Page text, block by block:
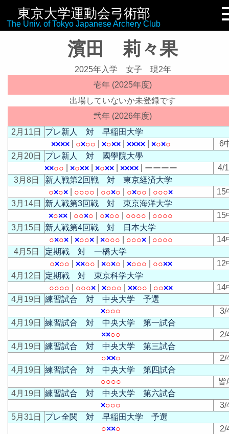
東京大学運動会弓術部
The Univ. of Tokyo Japanese Archery Club
リンク集
濱田 莉々果
2025年入学 女子 現2年
壱年 (2025年度)
出場していないか未登録です
弐年 (2026年度)
2月11日
プレ新人 対 早稲田大学
××××| ○×○○ ×○××| ××××| ×○×○
6
2月20日
プレ新人 対 國學院大學
××○○ ×○××| ×○××| ××××| ーーーー
4/
3月8日
新人戦第2回戦 対 東京経済大学
○×○× ○○○○ ○○×○ ○×○○ ○○○×
15
3月14日
新人戦第3回戦 対 東京海洋大学
×○×× ○○×○ ○×○○ ○○○○ ○○○○
15
3月15日
新人戦第4回戦 対 日本大学
○×○×| ×○○×| ×○○○ ○○○×| ○○○○
14
4月5日
定期戦 対 一橋大学
○×○○ ××○○ ×○×○ ×○○○ ○○××
12
4月12日
定期戦 対 東京科学大学
○○○○ ○○○×| ×○○○ ××○○ ○○××
14
4月19日
練習試合 対 中央大学 予選
×○○○
3/
4月19日
練習試合 対 中央大学 第一試合
××○○
2/
4月19日
練習試合 対 中央大学 第三試合
○××○
2/
4月19日
練習試合 対 中央大学 第四試合
○○○○
皆
4月19日
練習試合 対 中央大学 第六試合
×○○○
3/
5月31日
プレ全関 対 早稲田大学 予選
○××○
2/